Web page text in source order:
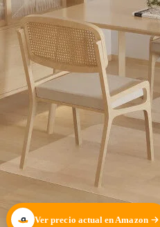
Ver precio actual en Amazon